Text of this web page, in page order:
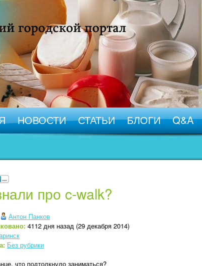
НОВОСТИ СТАТЬИ БЛОГИ Q&A
про c-walk?
Антон Панков
4112 дня назад (29 декабря 2014)
Без рубрики
что подтолкнуло заниматься?